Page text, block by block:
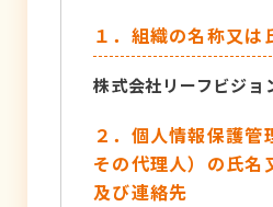
１．組織の名称又は
株式会社リーフビジョ
２．個人情報保護管
その代理人）の氏名
及び連絡先